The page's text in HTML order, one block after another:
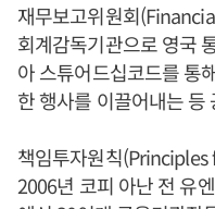
재무보고위원회
회계감독기관으로 영국
아 스튜어드십코드를 통
한 행사를 이끌어내는 등
책임투자원칙
2006년 코피 아난 전 유